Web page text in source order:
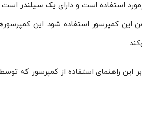
استفاده است و دارای یک سیلندراست.
کمپرسور استفاده شود. این
.
بر این راهنمای استفاده از کمپرسور که